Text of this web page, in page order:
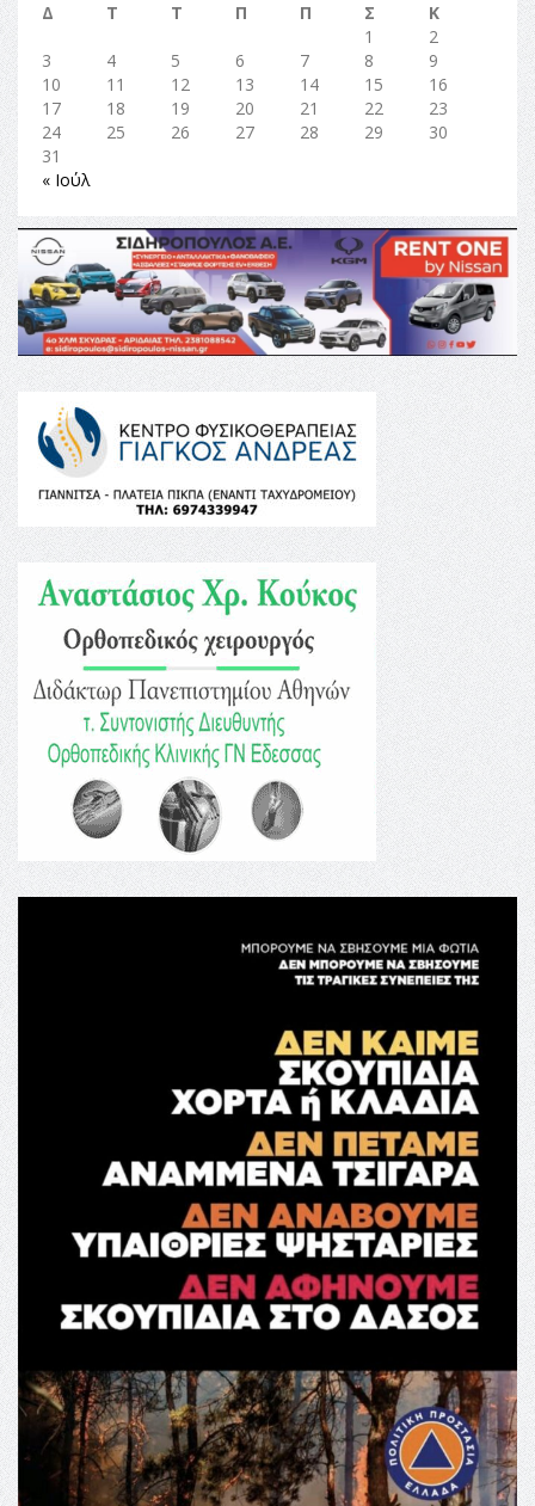
Δ
Τ Τ Π Π Σ
Κ
1
2
3
4 5 6 7 8
9
10
11 12 13 14 15
16
17
18 19 20 21 22
23
24
25 26 27 28 29
30
31
« Ιούλ